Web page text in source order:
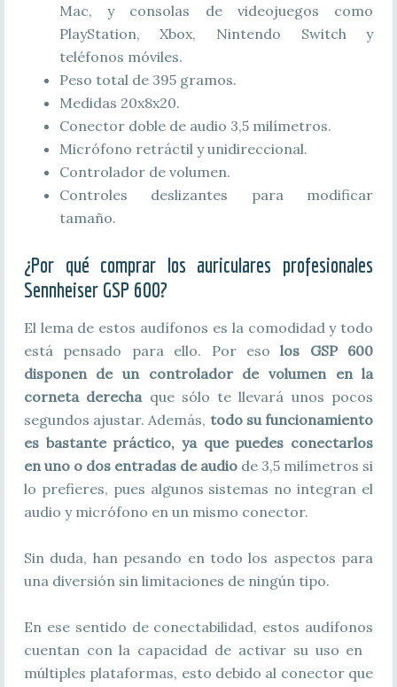
Mac, y consolas de videojuegos como
PlayStation, Xbox, Nintendo Switch y
teléfonos móviles.
Peso total de 395 gramos.
Medidas 20x8x20.
Conector doble de audio 3,5 milímetros.
Micrófono retráctil y unidireccional.
Controlador de volumen.
Controles deslizantes para modificar
tamaño.
¿Por qué comprar los auriculares profesionales
Sennheiser GSP 600?
El lema de estos audífonos es la comodidad y todo
está pensado para ello. Por esolos GSP 600
disponen de un controlador de volumen en la
corneta derecha que sólo te llevará unos pocos
segundos ajustar. Además, todo su funcionamiento
es bastante práctico, ya que puedes conectarlos
en uno o dos entradas de audio de 3,5 milímetros si
lo prefieres, pues algunos sistemas no integran el
audio y micrófono en un mismo conector.
Sin duda, han pesando en todo los aspectos para
una diversión sin limitaciones de ningún tipo.
En ese sentido de conectabilidad, estos audífonos
cuentan con la capacidad de activar su uso en
múltiples plataformas, esto debido al conector que